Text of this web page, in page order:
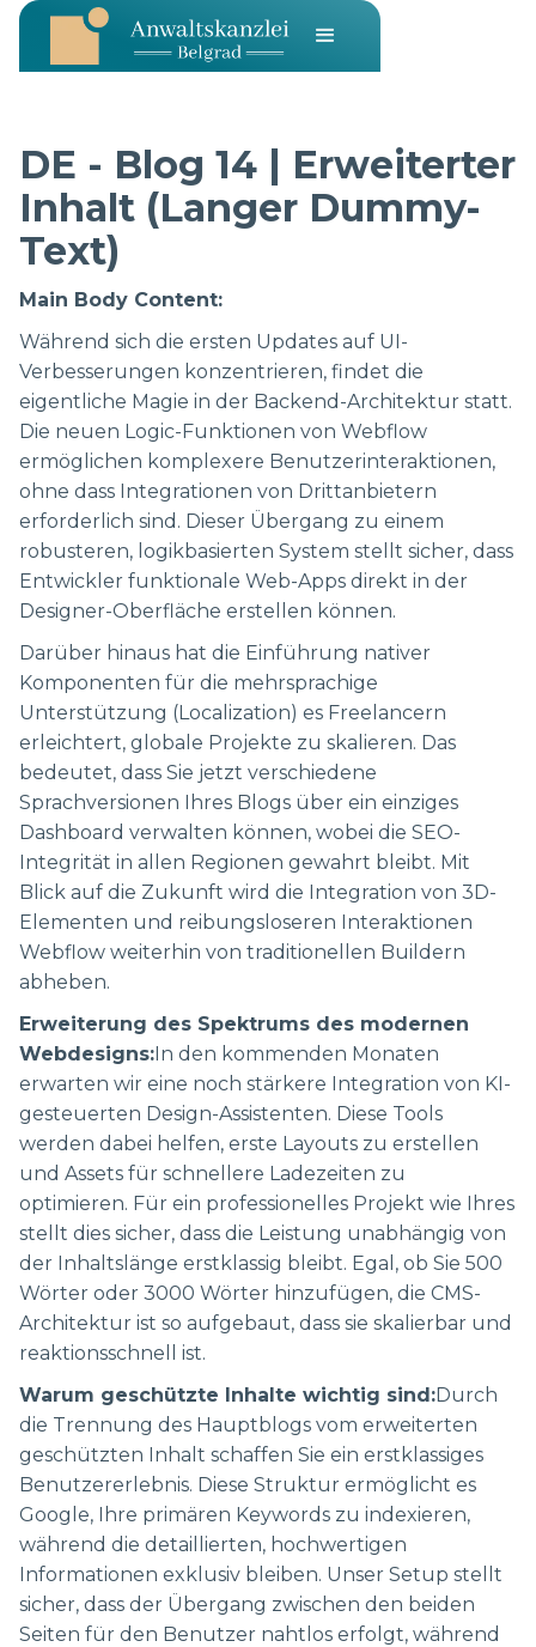
DE - Blog 14 | Erweiterter
Inhalt (Langer Dummy-
Text)
Main Body Content:
Während sich die ersten Updates auf UI-
Verbesserungen konzentrieren, findet die
eigentliche Magie in der Backend-Architektur statt.
Die neuen Logic-Funktionen von Webflow
ermöglichen komplexere Benutzerinteraktionen,
ohne dass Integrationen von Drittanbietern
erforderlich sind. Dieser Übergang zu einem
robusteren, logikbasierten System stellt sicher, dass
Entwickler funktionale Web-Apps direkt in der
Designer-Oberfläche erstellen können.
Darüber hinaus hat die Einführung nativer
Komponenten für die mehrsprachige
Unterstützung (Localization) es Freelancern
erleichtert, globale Projekte zu skalieren. Das
bedeutet, dass Sie jetzt verschiedene
Sprachversionen Ihres Blogs über ein einziges
Dashboard verwalten können, wobei die SEO-
Integrität in allen Regionen gewahrt bleibt. Mit
Blick auf die Zukunft wird die Integration von 3D-
Elementen und reibungsloseren Interaktionen
Webflow weiterhin von traditionellen Buildern
abheben.
Erweiterung des Spektrums des modernen
Webdesigns:In den kommenden Monaten
erwarten wir eine noch stärkere Integration von KI-
gesteuerten Design-Assistenten. Diese Tools
werden dabei helfen, erste Layouts zu erstellen
und Assets für schnellere Ladezeiten zu
optimieren. Für ein professionelles Projekt wie Ihres
stellt dies sicher, dass die Leistung unabhängig von
der Inhaltslänge erstklassig bleibt. Egal, ob Sie 500
Wörter oder 3000 Wörter hinzufügen, die CMS-
Architektur ist so aufgebaut, dass sie skalierbar und
reaktionsschnell ist.
Warum geschützte Inhalte wichtig sind:Durch
die Trennung des Hauptblogs vom erweiterten
geschützten Inhalt schaffen Sie ein erstklassiges
Benutzererlebnis. Diese Struktur ermöglicht es
Google, Ihre primären Keywords zu indexieren,
während die detaillierten, hochwertigen
Informationen exklusiv bleiben. Unser Setup stellt
sicher, dass der Übergang zwischen den beiden
Seiten für den Benutzer nahtlos erfolgt, während